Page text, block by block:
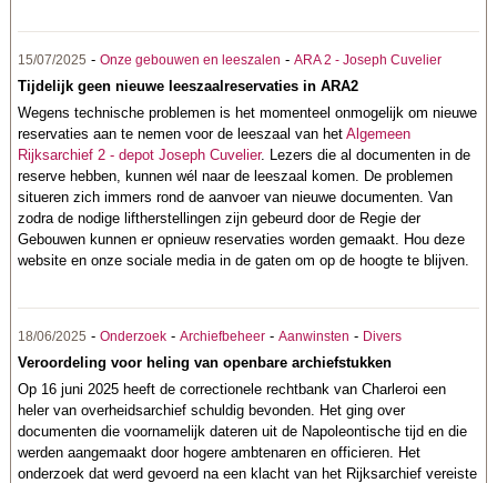
15/07/2025 -Onze gebouwen en leeszalen -ARA 2 - Joseph Cuvelier
Tijdelijk geen nieuwe leeszaalreservaties in ARA2
Wegens technische problemen is het momenteel onmogelijk om nieuwe
reservaties aan te nemen voor de leeszaal van hetAlgemeen
Rijksarchief 2 - depot Joseph Cuvelier. Lezers die al documenten in de
reserve hebben, kunnen wél naar de leeszaal komen. De problemen
situeren zich immers rond de aanvoer van nieuwe documenten. Van
zodra de nodige liftherstellingen zijn gebeurd door de Regie der
Gebouwen kunnen er opnieuw reservaties worden gemaakt. Hou deze
website en onze sociale media in de gaten om op de hoogte te blijven.
18/06/2025 -Onderzoek -Archiefbeheer -Aanwinsten - Divers
Veroordeling voor heling van openbare archiefstukken
Op 16 juni 2025 heeft de correctionele rechtbank van Charleroi een
heler van overheidsarchief schuldig bevonden. Het ging over
documenten die voornamelijk dateren uit de Napoleontische tijd en die
werden aangemaakt door hogere ambtenaren en officieren. Het
onderzoek dat werd gevoerd na een klacht van het Rijksarchief vereiste